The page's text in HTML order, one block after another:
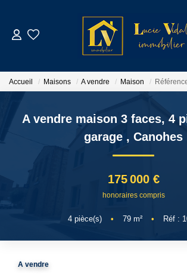
GESTION LOCATIVE
NOTRE AGENCE
Accueil Maisons A vendre Maison
A vendre maison 3 faces, 4
garage , Canohes
175 000 €
honoraires compris
4 pièce(s) • 79 m² • Réf :
A vendre